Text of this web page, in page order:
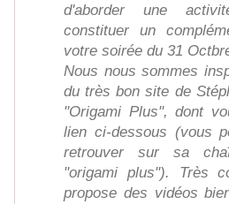
d'aborder une
constituer un
votre soirée du 31
Nous nous sommes
du très bon site de
"Origami Plus", dont
lien ci-dessous (vous
retrouver sur sa
"origami plus"). Très
propose des vidéos